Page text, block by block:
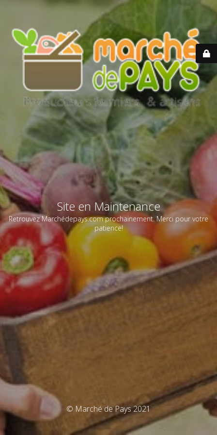
Site en Maintenance
Retrouvez Marchédepays.com prochainement. Merci pour votre
patience!
© Marché de Pays 2021